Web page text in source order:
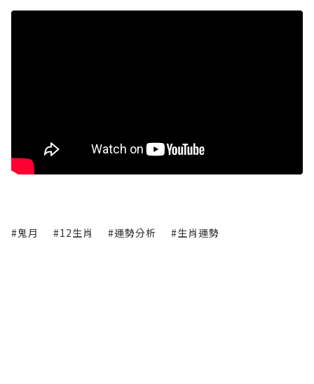
#鬼月 #12生肖 #運勢分析 #生肖運勢